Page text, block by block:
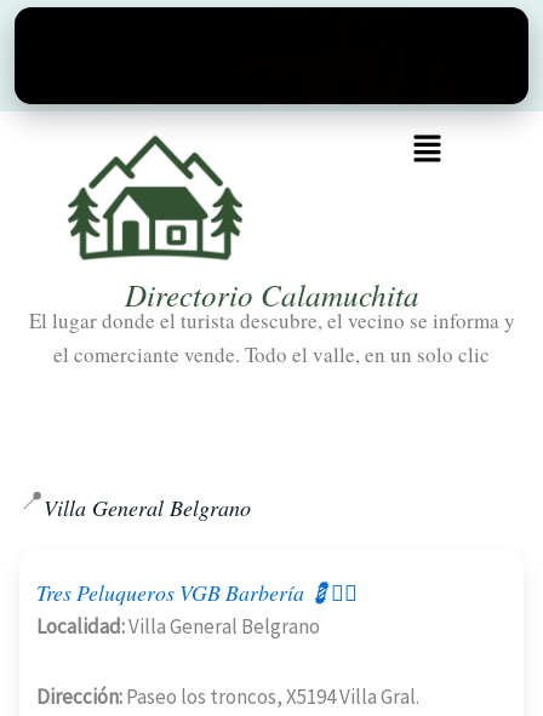
contenido
Menú
Directorio Calamuchita
El lugar donde el turista descubre, el vecino se informa y
el comerciante vende. Todo el valle, en un solo clic
📍Villa General Belgrano
Tres Peluqueros VGB Barbería 💈💇‍♂️
Localidad:Villa General Belgrano
Dirección:Paseo los troncos, X5194 Villa Gral.